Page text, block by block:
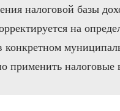
налоговой базы
на
конкретном
применить налоговые